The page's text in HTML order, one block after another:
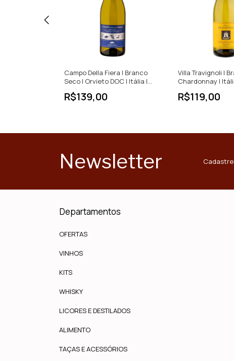
Campo Della Fiera | Branco
Seco | Orvieto DOC | Itália |
750ml
R$139,00
Villa Travignoli |
Chardonnay |
R$119,00
Newsletter
Departamentos
OFERTAS
VINHOS
KITS
WHISKY
LICORES E DESTILADOS
ALIMENTO
TAÇAS E ACESSÓRIOS